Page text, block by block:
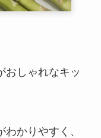
おしゃれなキッ
かりやすく、